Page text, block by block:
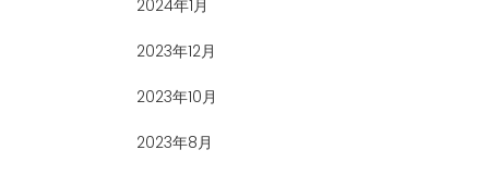
2024年1月
2023年12月
2023年10月
2023年8月